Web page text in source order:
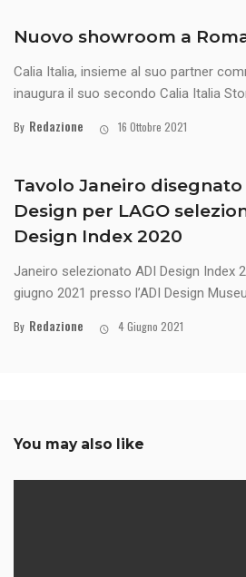
Nuovo showroom a
Calia Italia, insieme al suo partner
inaugura il suo secondo Calia Italia
By Redazione 16 Ottobre 2021
Tavolo Janeiro
Design per LAGO
Design Index 2020
Janeiro selezionato ADI Design Index
giugno 2021 presso l’ADI Design
By Redazione 4 Giugno 2021
You may also like